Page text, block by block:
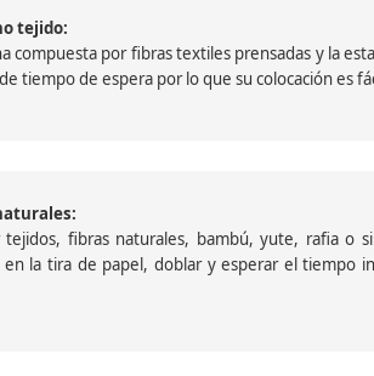
tejido:
compuesta por fibras textiles prensadas y la
tiempo de espera por lo que su colocación es
tejidos, fibras naturales, bambú, yute, rafia o
en la tira de papel, doblar y esperar el tiempo